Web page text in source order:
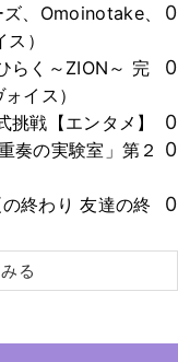
、Omoinotake、
）
0
らく～ZION～ 完
イス）
0
挑戦【エンタメ】
0
奏の実験室」第２
0
終わり 友達の終
0
る